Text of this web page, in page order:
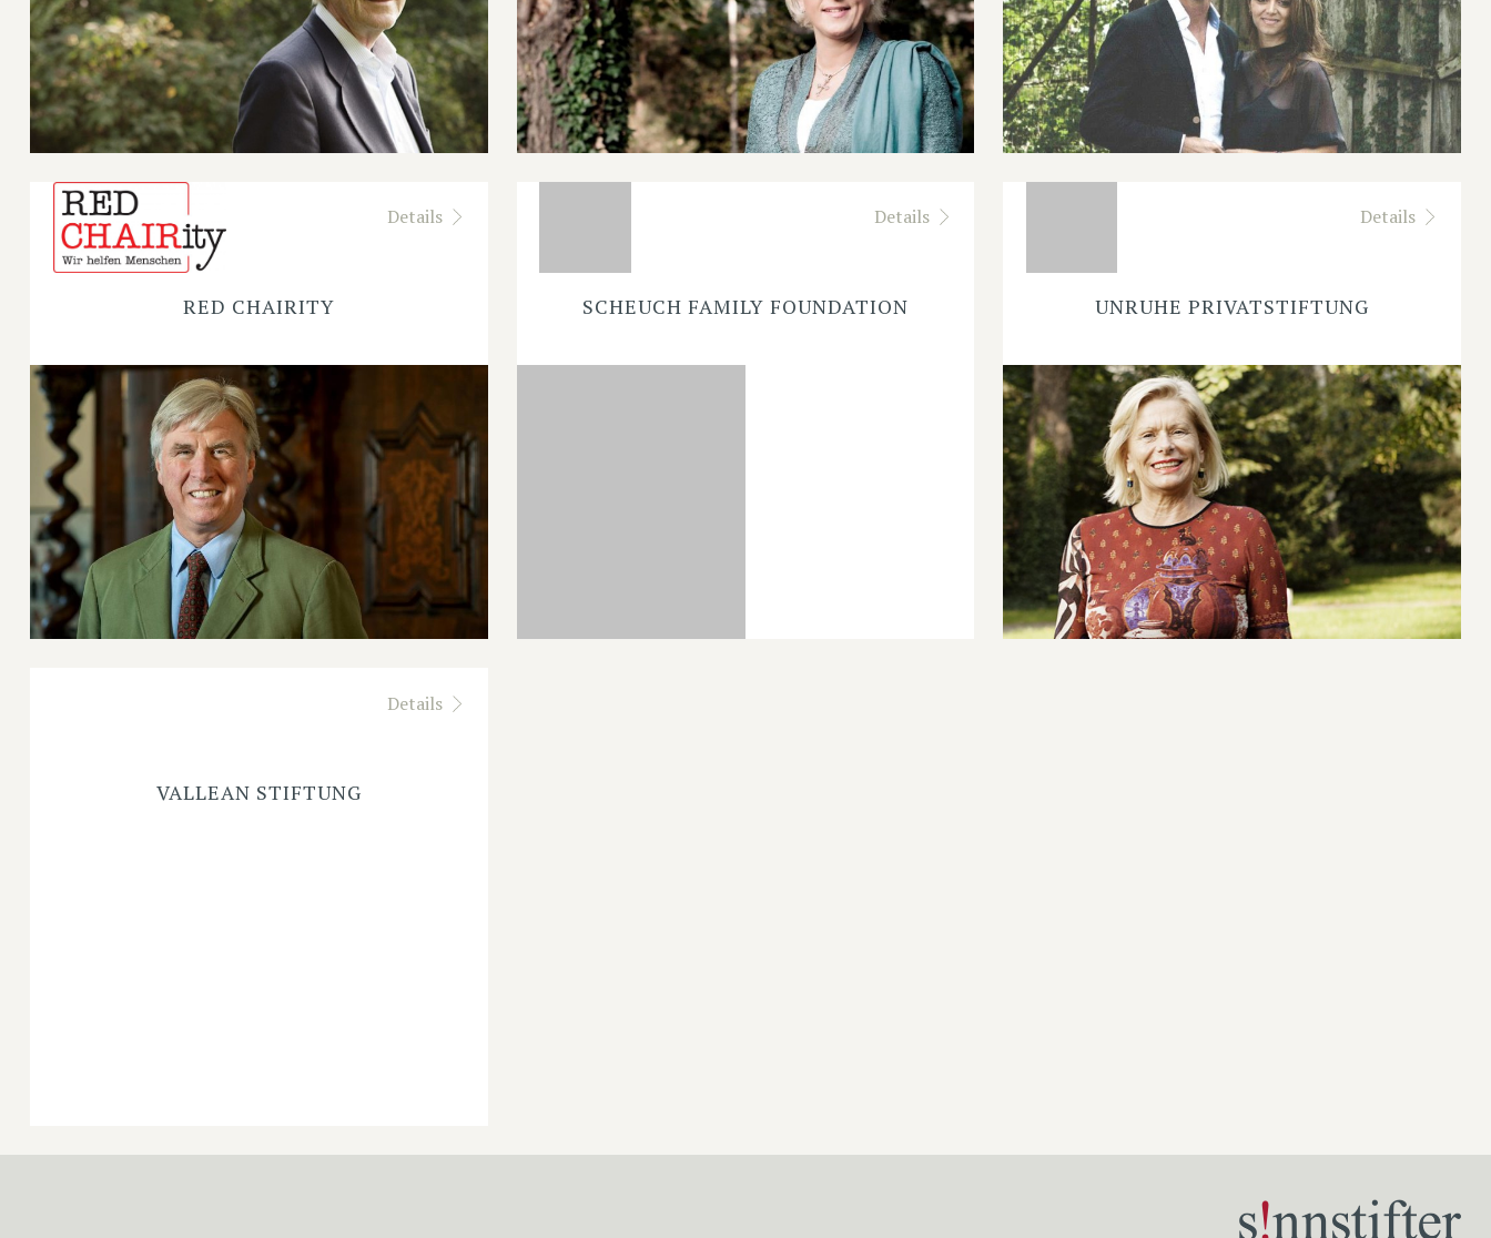
Details
RED CHAIRITY
Details
SCHEUCH FAMILY FOUNDATION
Details
UNRUHE PRIVATSTIFTUNG
Details
VALLEAN STIFTUNG